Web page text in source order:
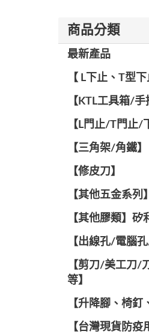
商品分類
最新產品
【 L下止、T型下
【KTL工具箱/手
【L門止/T門止/
【三角架/角鐵】
【修皮刀】
【其他五金系列】
【其他膠類】矽
【出線孔/電腦
【剪刀/美工刀/
等】
【升降腳、椅釘
【台灣現貨防疫